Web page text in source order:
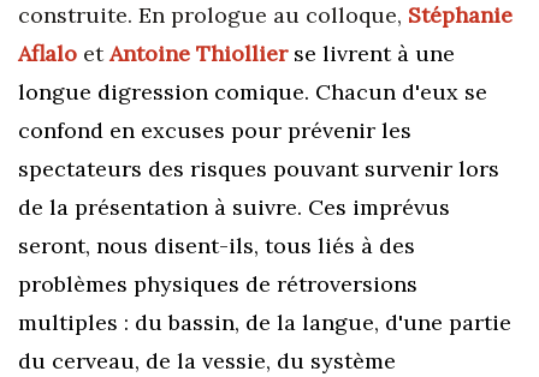
construite. En prologue au colloque, Stéphanie
Aflalo etAntoine Thiollier se livrent à une
longue digression comique. Chacun d'eux se
confond en excuses pour prévenir les
spectateurs des risques pouvant survenir lors
de la présentation à suivre. Ces imprévus
seront, nous disent-ils, tous liés à des
problèmes physiques de rétroversions
multiples : du bassin, de la langue, d'une partie
du cerveau, de la vessie, du système